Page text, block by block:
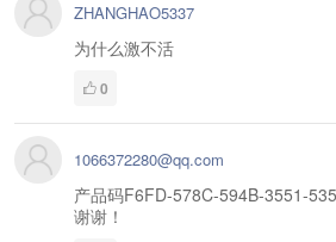
ZHANGHAO5337
为什么激不活
0
1066372280@qq.com
产品码F6FD-578C-594B-3551-
谢谢！